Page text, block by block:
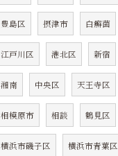
豊島区 摂津市 白癬菌
江戸川区 港北区 新宿
湘南 中央区 天王寺区
相模原市 相談 鶴見区
横浜市磯子区 横浜市青葉区